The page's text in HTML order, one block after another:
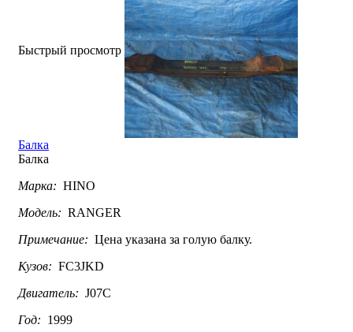
Быстрый просмотр
Балка
Балка
Марка: HINO
Модель: RANGER
Примечание: Цена указана за голую балку.
Кузов: FC3JKD
Двигатель: J07C
Год: 1999